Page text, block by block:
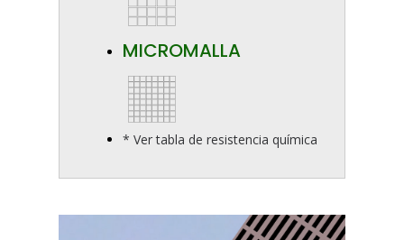
MICROMALLA
* Ver tabla de resistencia química